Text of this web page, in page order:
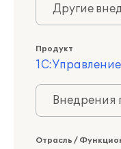
Другие
Продукт
Внедрения
Отрасль /